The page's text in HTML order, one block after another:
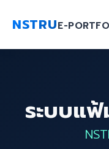
NSTRUE-
ระบบแ